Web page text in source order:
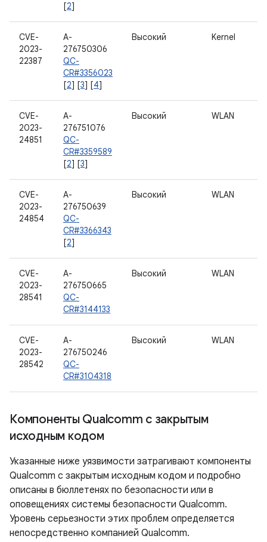
[2]
CVE-
2023-
22387
A-
276750306
QC-
CR#3356023
[2] [3] [4]
Высокий Kernel
CVE-
2023-
24851
A-
276751076
QC-
CR#3359589
[2] [3]
Высокий WLAN
CVE-
2023-
24854
A-
276750639
QC-
CR#3366343
[2]
Высокий WLAN
CVE-
2023-
28541
A-
276750665
QC-
CR#3144133
Высокий WLAN
CVE-
2023-
28542
A-
276750246
QC-
CR#3104318
Высокий WLAN
Компоненты Qualcomm с закрытым
исходным кодом
Указанные ниже уязвимости затрагивают компоненты
Qualcomm с закрытым исходным кодом и подробно
описаны в бюллетенях по безопасности или в
оповещениях системы безопасности Qualcomm.
Уровень серьезности этих проблем определяется
непосредственно компанией Qualcomm.